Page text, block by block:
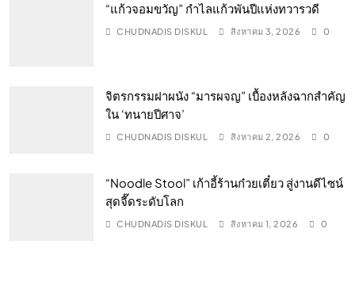
“แก้วจอมขวัญ” กำไลแก้วพันปีแห่งทวารวดี
CHUDNADIS DISKUL สิงหาคม 3, 2026 0
จิตรกรรมฝาผนัง “มารผจญ” เบื้องหลังฉากสำคัญ
ใน ‘ทนายปีศาจ’
CHUDNADIS DISKUL สิงหาคม 2, 2026 0
“Noodle Stool” เก้าอี้ร้านก๋วยเตี๋ยว สู่งานดีไซน์
สุดจี๊ดระดับโลก
CHUDNADIS DISKUL สิงหาคม 1, 2026 0